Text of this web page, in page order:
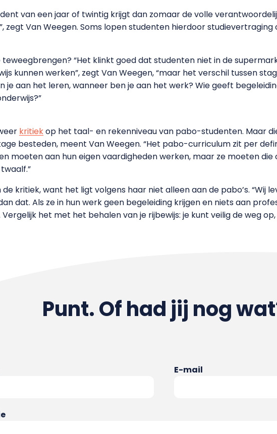
van een jaar of twintig krijgt dan zomaar de volle
zegt Van Weegen. Soms lopen studenten hierdoor
teweegbrengen? “Het klinkt goed dat studenten niet in de
kunnen werken”, zegt Van Weegen, “maar het verschil tussen
je aan het leren, wanneer ben je aan het werk? Wie geeft
kritiekop het taal- en rekenniveau van pabo-studenten. Maar
besteden, meent Van Weegen. “Het pabo-curriculum zit per
moeten aan hun eigen vaardigheden werken, maar ze moeten
kritiek, want het ligt volgens haar niet alleen aan de pabo’s. “Wij
dat. Als ze in hun werk geen begeleiding krijgen en niets aan
het met het behalen van je rijbewijs: je kunt veilig de weg
Punt. Of had jij nog
E-mail